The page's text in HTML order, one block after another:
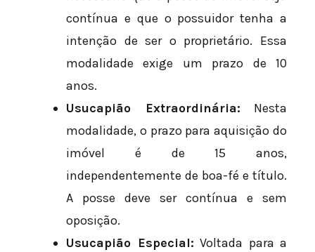
contínua e que o possuidor tenha a
intenção de ser o proprietário. Essa
modalidade exige um prazo de 10
anos.
Usucapião Extraordinária: Nesta
modalidade, o prazo para aquisição do
imóvel é de 15 anos,
independentemente de boa-fé e título.
A posse deve ser contínua e sem
oposição.
Usucapião Especial: Voltada para a